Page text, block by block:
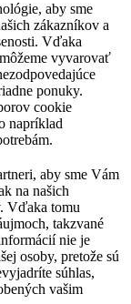
aby sme
zákazníkov a
Vďaka
vyvarovať
ponuky.
cookie
napríklad
aby sme Vám
na našich
Vďaka tomu
takzvané
nie je
osoby, pretože sú
súhlas,
vašim